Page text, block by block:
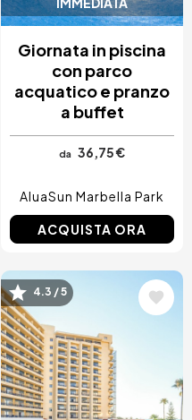
Giornata in piscina
con parco
acquatico e pranzo
a buffet
da 36,75 €
AluaSun Marbella Park
ACQUISTA ORA
Immagine
4.3 / 5